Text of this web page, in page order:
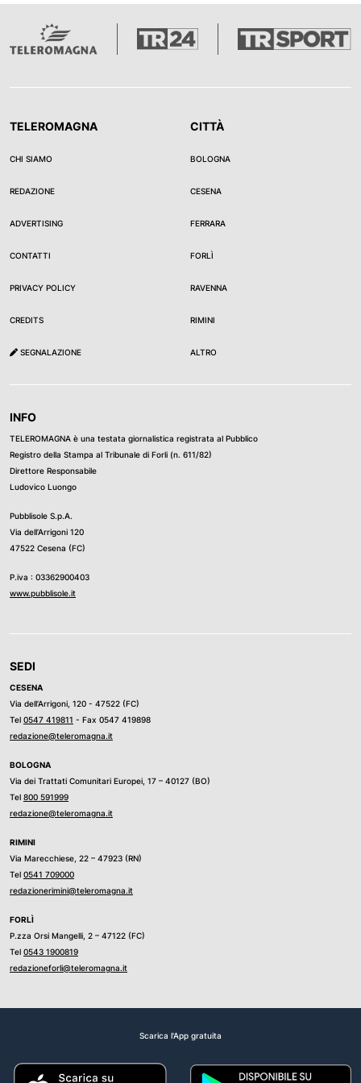
TELEROMAGNA
CHI SIAMO
REDAZIONE
ADVERTISING
CONTATTI
PRIVACY POLICY
CREDITS
SEGNALAZIONE
CITTÀ
BOLOGNA
CESENA
FERRARA
FORLÌ
RAVENNA
RIMINI
ALTRO
INFO
TELEROMAGNA è una testata giornalistica registrata al Pubblico
Registro della Stampa al Tribunale di Forli (n. 611/82)
Direttore Responsabile
Ludovico Luongo
Pubblisole S.p.A.
Via dell’Arrigoni 120
47522 Cesena (FC)
P.iva : 03362900403
www.pubblisole.it
SEDI
CESENA
Via dell’Arrigoni, 120 - 47522 (FC)
Tel 0547 419811 - Fax 0547 419898
redazione@teleromagna.it
BOLOGNA
Via dei Trattati Comunitari Europei, 17 – 40127 (BO)
Tel 800 591999
redazione@teleromagna.it
RIMINI
Via Marecchiese, 22 – 47923 (RN)
Tel 0541 709000
redazionerimini@teleromagna.it
FORLÌ
P.zza Orsi Mangelli, 2 – 47122 (FC)
Tel 0543 1900819
redazioneforli@teleromagna.it
Scarica l'App gratuita